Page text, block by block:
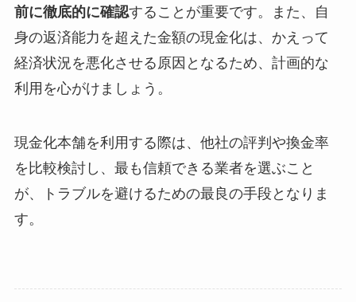
前に徹底的に確認することが重要です。また、自
身の返済能力を超えた金額の現金化は、かえって
経済状況を悪化させる原因となるため、計画的な
利用を心がけましょう。
現金化本舗を利用する際は、他社の評判や換金率
を比較検討し、最も信頼できる業者を選ぶこと
が、トラブルを避けるための最良の手段となりま
す。